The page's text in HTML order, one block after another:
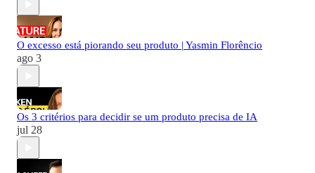
O excesso está piorando seu produto | Yasmin Florêncio
ago 3
Os 3 critérios para decidir se um produto precisa de IA
jul 28